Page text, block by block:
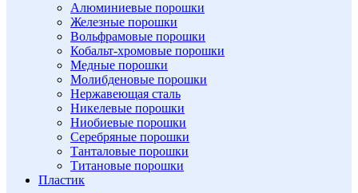
Алюминиевые порошки
Железные порошки
Вольфрамовые порошки
Кобальт-хромовые порошки
Медные порошки
Молибденовые порошки
Нержавеющая сталь
Никелевые порошки
Ниобиевые порошки
Серебряные порошки
Танталовые порошки
Титановые порошки
Пластик